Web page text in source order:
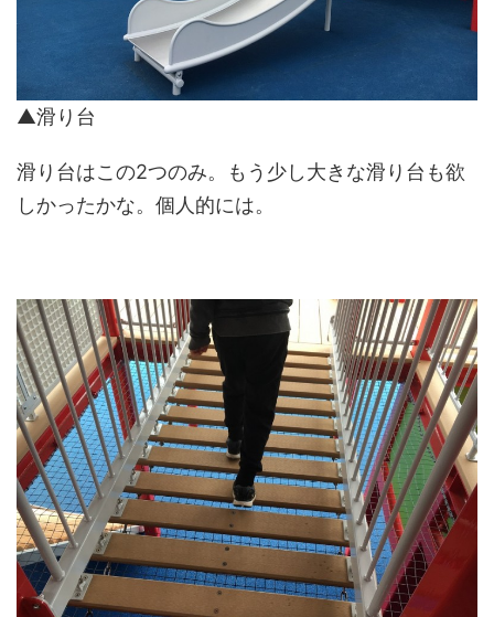
▲滑り台
滑り台はこの2つのみ。もう少し大きな滑り台も欲
しかったかな。個人的には。